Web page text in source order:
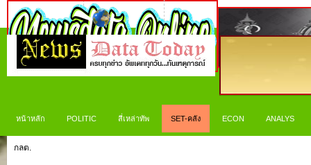
หน้าหลัก POLITIC สี่เหล่าทัพ SET-คลัง ECON ANALYS
กลต.